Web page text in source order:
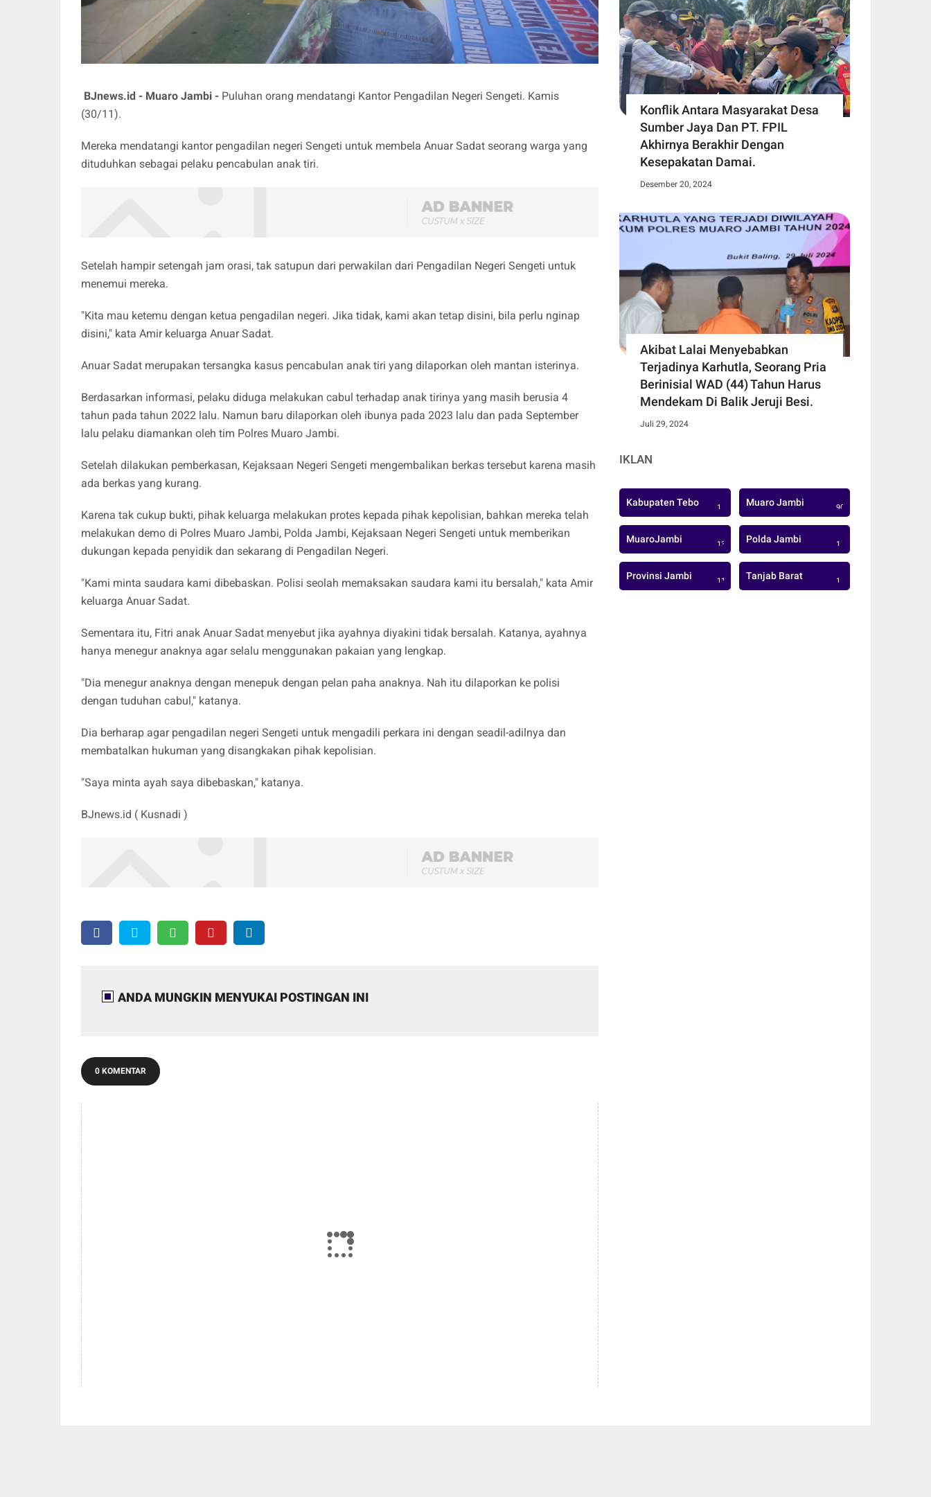
BJnews.id - Muaro Jambi - Puluhan orang mendatangi Kantor Pengadilan Negeri Sengeti. Kamis
(30/11).
Mereka mendatangi kantor pengadilan negeri Sengeti untuk membela Anuar Sadat seorang warga yang
dituduhkan sebagai pelaku pencabulan anak tiri.
Setelah hampir setengah jam orasi, tak satupun dari perwakilan dari Pengadilan Negeri Sengeti untuk
menemui mereka.
"Kita mau ketemu dengan ketua pengadilan negeri. Jika tidak, kami akan tetap disini, bila perlu nginap
disini," kata Amir keluarga Anuar Sadat.
Anuar Sadat merupakan tersangka kasus pencabulan anak tiri yang dilaporkan oleh mantan isterinya.
Berdasarkan informasi, pelaku diduga melakukan cabul terhadap anak tirinya yang masih berusia 4
tahun pada tahun 2022 lalu. Namun baru dilaporkan oleh ibunya pada 2023 lalu dan pada September
lalu pelaku diamankan oleh tim Polres Muaro Jambi.
Setelah dilakukan pemberkasan, Kejaksaan Negeri Sengeti mengembalikan berkas tersebut karena masih
ada berkas yang kurang.
Karena tak cukup bukti, pihak keluarga melakukan protes kepada pihak kepolisian, bahkan mereka telah
melakukan demo di Polres Muaro Jambi, Polda Jambi, Kejaksaan Negeri Sengeti untuk memberikan
dukungan kepada penyidik dan sekarang di Pengadilan Negeri.
"Kami minta saudara kami dibebaskan. Polisi seolah memaksakan saudara kami itu bersalah," kata Amir
keluarga Anuar Sadat.
Sementara itu, Fitri anak Anuar Sadat menyebut jika ayahnya diyakini tidak bersalah. Katanya, ayahnya
hanya menegur anaknya agar selalu menggunakan pakaian yang lengkap.
"Dia menegur anaknya dengan menepuk dengan pelan paha anaknya. Nah itu dilaporkan ke polisi
dengan tuduhan cabul," katanya.
Dia berharap agar pengadilan negeri Sengeti untuk mengadili perkara ini dengan seadil-adilnya dan
membatalkan hukuman yang disangkakan pihak kepolisian.
"Saya minta ayah saya dibebaskan," katanya.
BJnews.id ( Kusnadi )
ANDA MUNGKIN MENYUKAI POSTINGAN INI
0 KOMENTAR
Konflik Antara Masyarakat Desa
Sumber Jaya Dan PT. FPIL
Akhirnya Berakhir Dengan
Kesepakatan Damai.
Desember 20, 2024
Akibat Lalai Menyebabkan
Terjadinya Karhutla, Seorang Pria
Berinisial WAD (44) Tahun Harus
Mendekam Di Balik Jeruji Besi.
Juli 29, 2024
IKLAN
Kabupaten Tebo 1 Muaro Jambi 906
MuaroJambi 137 Polda Jambi 1
Provinsi Jambi 113 Tanjab Barat 1